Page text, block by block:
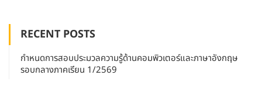
RECENT POSTS
กำหนดการสอบประมวลความรู้ด้านคอมพิวเตอร์และภาษาอังกฤษ
รอบกลางภาคเรียน 1/2569